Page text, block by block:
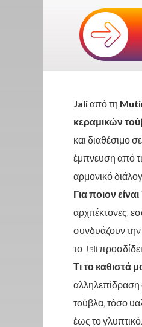
Jaliαπό τη
κεραμικών
και διαθέσιμο σε
έμπνευση από
αρμονικό
Για ποιον είναι
αρχιτέκτονες,
συνδυάζουν την
το Jali
Τι το καθιστά
αλληλεπίδραση
τούβλα, τόσο
έως το